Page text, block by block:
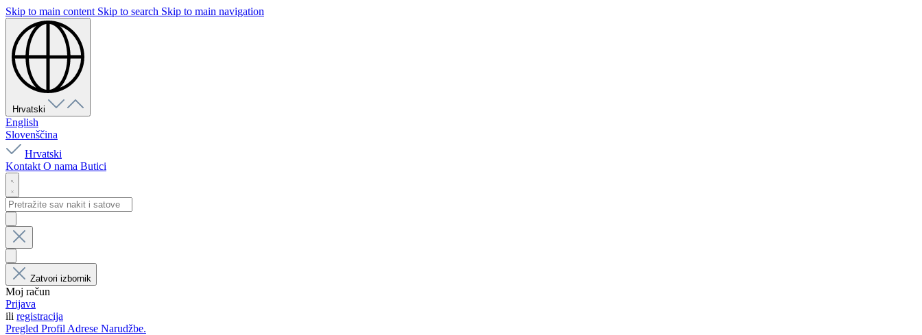
Skip to main content Skip to search Skip to main navigation
Hrvatski
English
Slovenščina
Hrvatski
Kontakt O nama Butici
Zatvori izbornik
Moj račun
Prijava
ili registracija
Pregled Profil Adrese Narudžbe.